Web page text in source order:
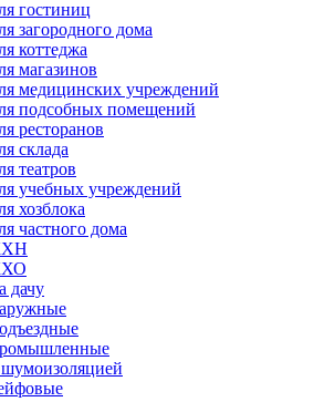
гостиниц
загородного дома
коттеджа
магазинов
медицинских учреждений
подсобных помещений
ресторанов
склада
театров
учебных учреждений
хозблока
частного дома
дачу